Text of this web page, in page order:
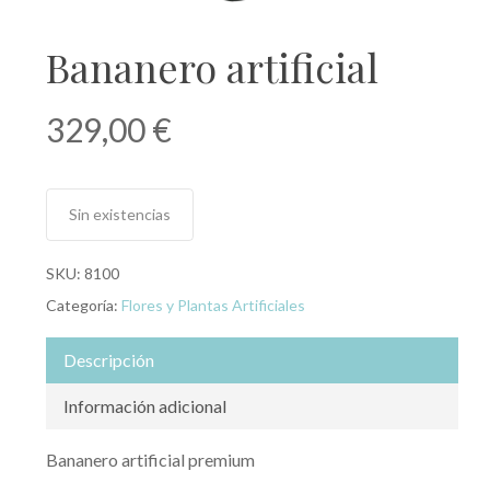
Bananero artificial
329,00€
Sin existencias
SKU: 8100
Categoría: Flores y Plantas Artificiales
Descripción
Información adicional
Bananero artificial premium